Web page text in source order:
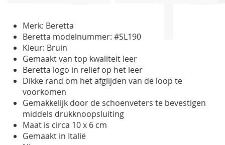
Merk: Beretta
Beretta modelnummer: #SL190
Kleur: Bruin
Gemaakt van top kwaliteit leer
Beretta logo in reliëf op het leer
Dikke rand om het afglijden van de loop te
voorkomen
Gemakkelijk door de schoenveters te bevestigen
middels drukknoopsluiting
Maat is circa 10 x 6 cm
Gemaakt in Italië